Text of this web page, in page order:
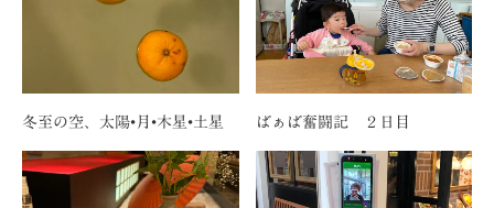
冬至の空、太陽•月•木星•土星 ばぁば奮闘記 ２日目